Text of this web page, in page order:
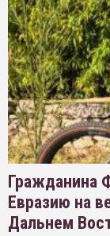
Гражданина
Евразию на
Дальнем